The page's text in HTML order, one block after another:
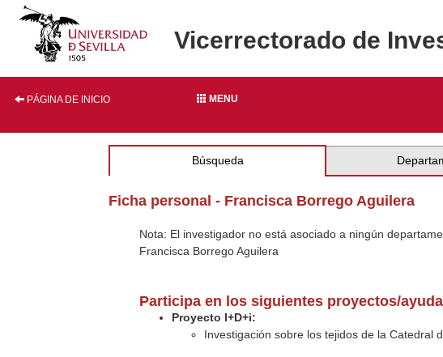
Vicerrectorado de
PÁGINA DE INICIO MENU
Búsqueda
Ficha personal - Francisca Borrego Aguilera
Nota: El investigador no está asociado a ningún
Francisca Borrego Aguilera
Participa en los siguientes proyectos/
Proyecto I+D+i:
Investigación sobre los tejidos de la Catedral